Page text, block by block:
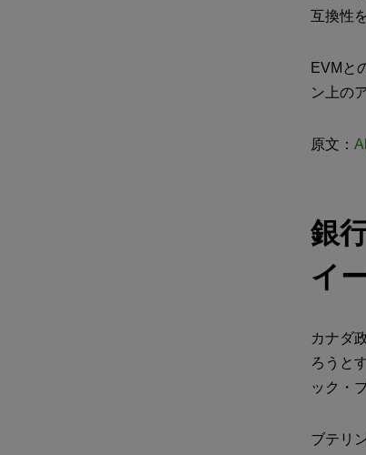
互換性
EVMと
ン上の
原文：
銀
イ
カナダ
ろうと
ック・
ブテリ